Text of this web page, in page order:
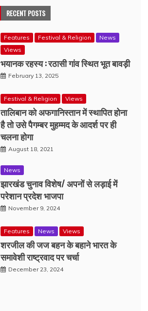
RECENT POSTS
Features Festival & Religion
News
Views
भयानक रहस्य : रठासी गांव स्थित भूत बावड़ी
February 13, 2025
Festival & Religion Views
तालिबान को अफगानिस्तान में स्थापित होना
है तो उसे पैगम्बर मुहम्मद के आदर्श पर ही
चलना होगा
August 18, 2021
News
झारखंड चुनाव विशेष/ अपनों से लड़ाई में
परेशान प्रदेश भाजपा
November 9, 2024
Features News Views
शरजील की जज बहन के बहाने भारत के
समावेशी राष्ट्रवाद पर चर्चा
December 23, 2024